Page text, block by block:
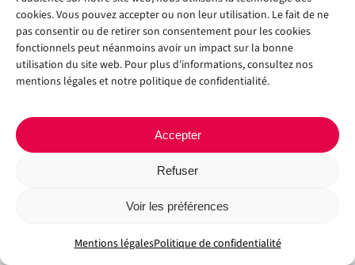
cookies. Vous pouvez accepter ou non leur utilisation. Le fait de ne
pas consentir ou de retirer son consentement pour les cookies
fonctionnels peut néanmoins avoir un impact sur la bonne
utilisation du site web. Pour plus d'informations, consultez nos
mentions légales et notre politique de confidentialité.
Accepter
Refuser
Voir les préférences
Mentions légalesPolitique de confidentialité
Copyright 2012 - 2024 | Avada Website Builder byAvada
Reserved | Powered byWordPress
Facebook
X InstagramPinterest